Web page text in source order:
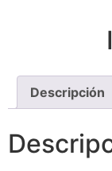
Descripción